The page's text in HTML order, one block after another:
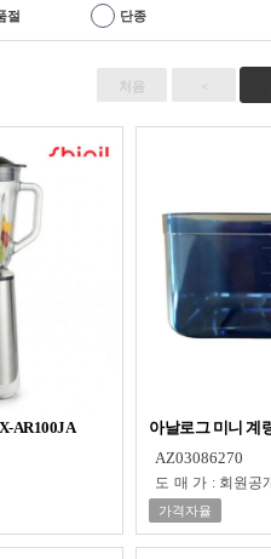
절 단종
처음 <
AR100JA
아날로그 미니 계
AZ03086270
도매가 : 회원공
가격자율